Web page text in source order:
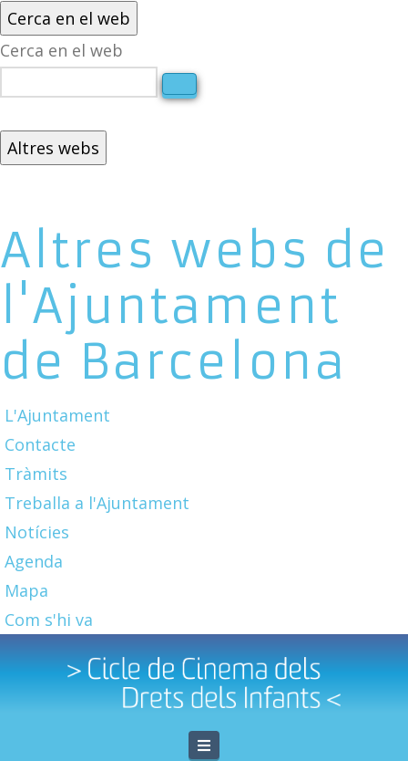
Cerca en el web
Cerca en el web
Altres webs
Altres webs de
l'Ajuntament
de Barcelona
L'Ajuntament
Contacte
Tràmits
Treballa a l'Ajuntament
Notícies
Agenda
Mapa
Com s'hi va
Navigation